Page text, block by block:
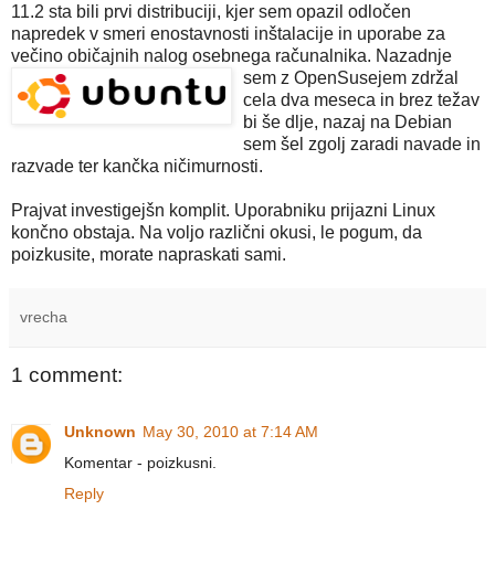
11.2 sta bili prvi distribuciji, kjer sem opazil odločen
napredek v smeri enostavnosti inštalacije in uporabe za
večino običajnih nalog osebnega računalnika. Nazadnje
sem z OpenSusejem zdržal
cela dva meseca in brez težav
bi še dlje, nazaj na Debian
sem šel zgolj zaradi navade in
razvade ter kančka ničimurnosti.
Prajvat investigejšn komplit. Uporabniku prijazni Linux
končno obstaja. Na voljo različni okusi, le pogum, da
poizkusite, morate napraskati sami.
vrecha
1 comment:
Unknown May 30, 2010 at 7:14 AM
Komentar - poizkusni.
Reply